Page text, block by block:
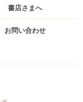
書店さまへ
お問い合わせ